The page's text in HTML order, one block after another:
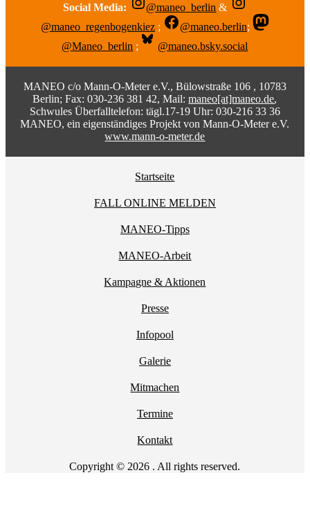
Social Media: @maneo_berlin &
@maneo_regenbogenkiez ; @maneo.berlin;
@Maneo_berlin ; @maneo.bsky.social
MANEO c/o Mann-O-Meter e.V., Bülowstraße 106 , 10783
Berlin; Fax: 030-236 381 42, Mail:maneo[at]maneo.de,
Schwules Überfalltelefon: tägl.17-19 Uhr: 030-216 33 36
MANEO, ein eigenständiges Projekt von Mann-O-Meter e.V.
www.mann-o-meter.de
Startseite
FALL ONLINE MELDEN
MANEO-Tipps
MANEO-Arbeit
Kampagne & Aktionen
Presse
Infopool
Galerie
Mitmachen
Termine
Kontakt
Copyright © 2026 . All rights reserved.